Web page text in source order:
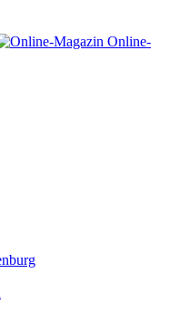
Online-